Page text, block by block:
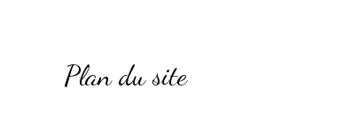
Plan du site